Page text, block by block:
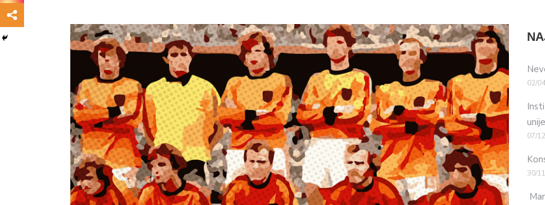
02/
unije
07/
30/